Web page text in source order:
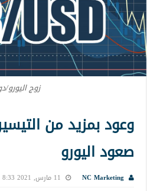
زوج اليورو/
وعود بمزيد من
صعود اليورو
NC Marketing 11 مارس, 2021 8:33 م